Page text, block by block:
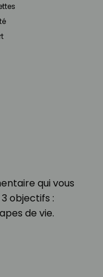
qui vous
objectifs :
de vie.